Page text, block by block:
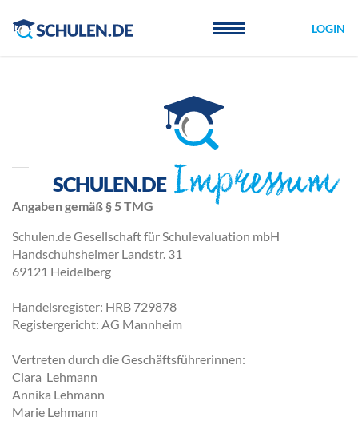
LOGIN
SCHULEN.DE Impressum
Angaben gemäß § 5 TMG
Schulen.de Gesellschaft für Schulevaluation mbH
Handschuhsheimer Landstr. 31
69121 Heidelberg
Handelsregister: HRB 729878
Registergericht: AG Mannheim
Vertreten durch die Geschäftsführerinnen:
Clara Lehmann
Annika Lehmann
Marie Lehmann